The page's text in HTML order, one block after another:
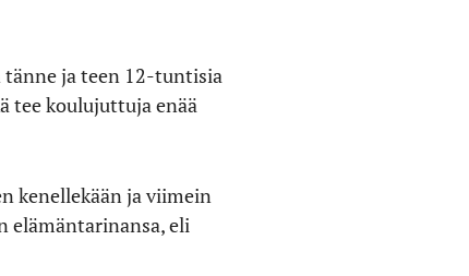
ja teen 12-tuntisia
tee koulujuttuja enää
kenellekään ja viimein
elämäntarinansa, eli